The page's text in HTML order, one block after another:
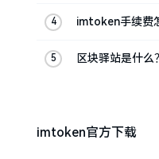
imtoken手续费
区块驿站是什
imtoken官方下载